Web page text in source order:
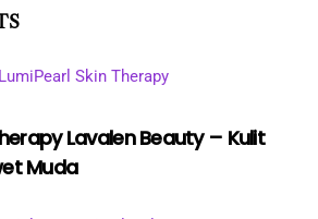
Lavalen Beauty – Kulit
Muda